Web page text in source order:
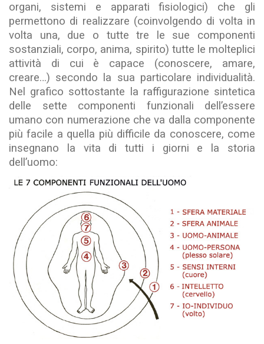
organi, sistemi e apparati fisiologici) che gli
permettono di realizzare (coinvolgendo di volta in
volta una, due o tutte tre le sue componenti
sostanziali, corpo, anima, spirito) tutte le molteplici
attività di cui è capace (conoscere, amare,
creare…) secondo la sua particolare individualità.
Nel grafico sottostante la raffigurazione sintetica
delle sette componenti funzionali dell’essere
umano con numerazione che va dalla componente
più facile a quella più difficile da conoscere, come
insegnano la vita di tutti i giorni e la storia
dell’uomo: